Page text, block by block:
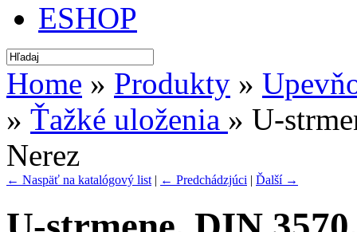
ESHOP
Home » Produkty »
» Ťažké uloženia » U-
Nerez
← Naspäť na katalógový list | ← Predchádzjúci | Ďalší →